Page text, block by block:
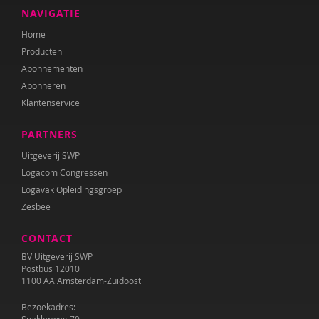
Maarten van der Linden
Marga van der Linden
Sarah Loopmans
Michiel Meekels
Sandra van der Mespel
Christy Pach
Thea Schäfer
Lida Schepers
Wilma Schepers
NAVIGATIE
Home
Producten
Abonnementen
Abonneren
Klantenservice
PARTNERS
Uitgeverij SWP
Logacom Congressen
Logavak Opleidingsgroep
Zesbee
CONTACT
BV Uitgeverij SWP
Postbus 12010
1100 AA Amsterdam-Zuidoost
Bezoekadres: